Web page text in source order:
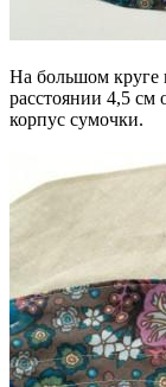
На большом круге
расстоянии 4,5 см
корпус сумочки.